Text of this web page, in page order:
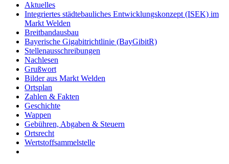
Aktuelles
Integriertes städtebauliches Entwicklungskonzept (ISEK) im
Markt Welden
Breitbandausbau
Bayerische Gigabitrichtlinie (BayGibitR)
Stellenausschreibungen
Nachlesen
Grußwort
Bilder aus Markt Welden
Ortsplan
Zahlen & Fakten
Geschichte
Wappen
Gebühren, Abgaben & Steuern
Ortsrecht
Wertstoffsammelstelle